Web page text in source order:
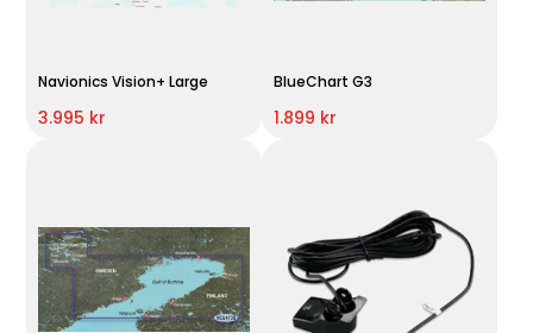
Navionics Vision+ Large
3.995 kr
BlueChart G3
1.899 kr